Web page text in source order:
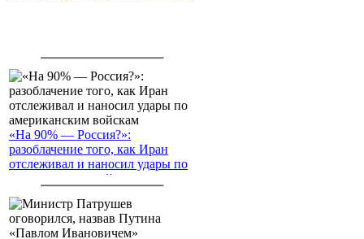
«На 90% — Россия?»:
разоблачение того, как Иран
отслеживал и наносил удары по
американским войскам